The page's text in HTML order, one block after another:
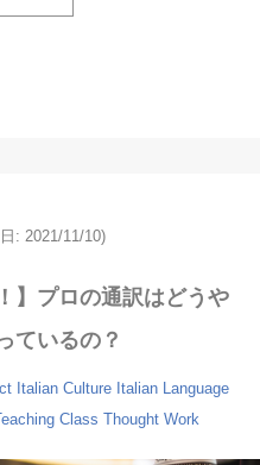
: 2021/11/10)
】プロの通訳はどうや
ているの？
Italian Culture Italian Language
Class Thought Work